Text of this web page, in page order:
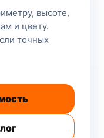
высоте,
и цвету.
точных